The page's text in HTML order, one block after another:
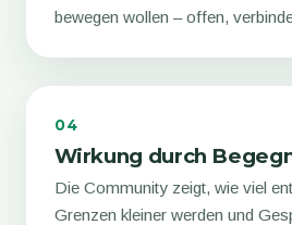
bewegen wollen – offen,
04
Wirkung durch
Die Community zeigt, wie viel
Grenzen kleiner werden und